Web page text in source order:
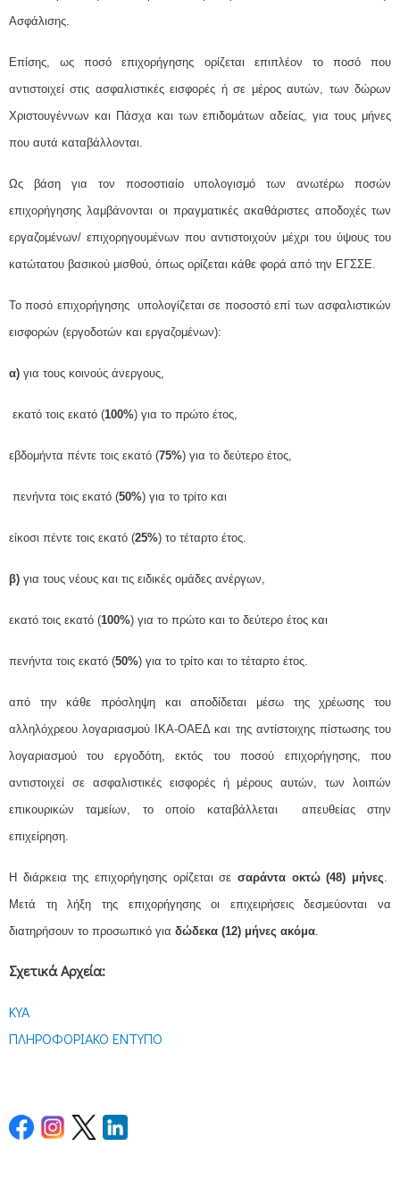
Ασφάλισης.
Επίσης, ως ποσό επιχορήγησης ορίζεται επιπλέον το ποσό που
αντιστοιχεί στις ασφαλιστικές εισφορές ή σε μέρος αυτών, των δώρων
Χριστουγέννων και Πάσχα και των επιδομάτων αδείας, για τους μήνες
που αυτά καταβάλλονται.
Ως βάση για τον ποσοστιαίο υπολογισμό των ανωτέρω ποσών
επιχορήγησης λαμβάνονται οι πραγματικές ακαθάριστες αποδοχές των
εργαζομένων/ επιχορηγουμένων που αντιστοιχούν μέχρι του ύψους του
κατώτατου βασικού μισθού, όπως ορίζεται κάθε φορά από την ΕΓΣΣΕ.
Το ποσό επιχορήγησης υπολογίζεται σε ποσοστό επί των ασφαλιστικών
εισφορών (εργοδοτών και εργαζομένων):
α) για τους κοινούς άνεργους,
εκατό τοις εκατό (100%) για το πρώτο έτος,
εβδομήντα πέντε τοις εκατό (75%) για το δεύτερο έτος,
πενήντα τοις εκατό (50%) για το τρίτο και
είκοσι πέντε τοις εκατό (25%) το τέταρτο έτος.
β) για τους νέους και τις ειδικές ομάδες ανέργων,
εκατό τοις εκατό (100%) για το πρώτο και το δεύτερο έτος και
πενήντα τοις εκατό (50%) για το τρίτο και το τέταρτο έτος.
από την κάθε πρόσληψη και αποδίδεται μέσω της χρέωσης του
αλληλόχρεου λογαριασμού ΙΚΑ-ΟΑΕΔ και της αντίστοιχης πίστωσης του
λογαριασμού του εργοδότη, εκτός του ποσού επιχορήγησης, που
αντιστοιχεί σε ασφαλιστικές εισφορές ή μέρους αυτών, των λοιπών
επικουρικών ταμείων, το οποίο καταβάλλεται απευθείας στην
επιχείρηση.
Η διάρκεια της επιχορήγησης ορίζεται σε σαράντα οκτώ (48) μήνες.
Μετά τη λήξη της επιχορήγησης οι επιχειρήσεις δεσμεύονται να
διατηρήσουν το προσωπικό για δώδεκα (12) μήνες ακόμα.
Σχετικά Αρχεία:
ΚΥΑ
ΠΛΗΡΟΦΟΡΙΑΚΟ ΕΝΤΥΠΟ